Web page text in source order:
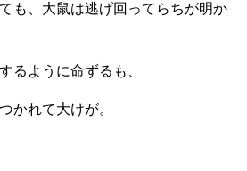
も、大鼠は逃げ回ってらちが明か
るように命ずるも、
かれて大けが。